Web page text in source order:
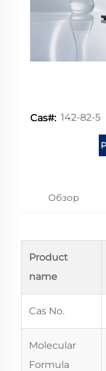
Cas#: 142-82-5
Обзор
Product
name
Cas No.
Molecular
Formula